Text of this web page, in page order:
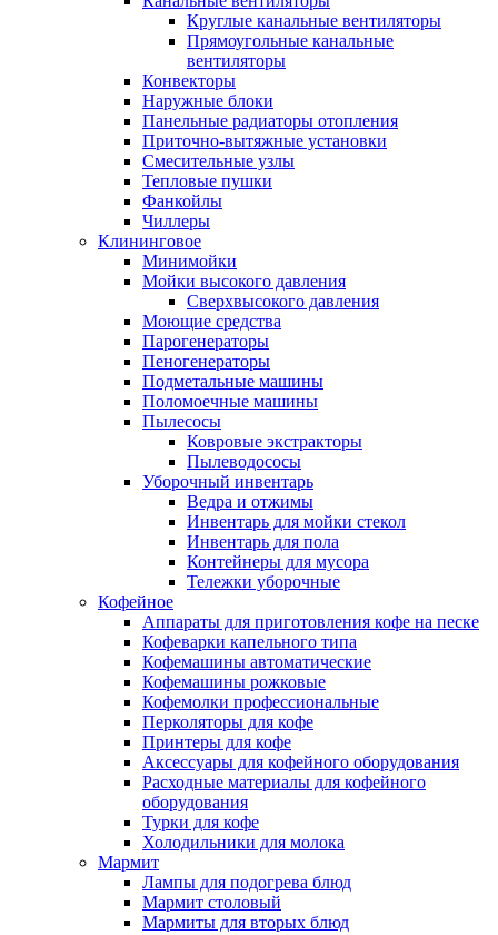
Круглые канальные вентиляторы
Прямоугольные канальные
вентиляторы
Конвекторы
Наружные блоки
Панельные радиаторы отопления
Приточно-вытяжные установки
Смесительные узлы
Тепловые пушки
Фанкойлы
Чиллеры
Клининговое
Минимойки
Мойки высокого давления
Сверхвысокого давления
Моющие средства
Парогенераторы
Пеногенераторы
Подметальные машины
Поломоечные машины
Пылесосы
Ковровые экстракторы
Пылеводососы
Уборочный инвентарь
Ведра и отжимы
Инвентарь для мойки стекол
Инвентарь для пола
Контейнеры для мусора
Тележки уборочные
Кофейное
Аппараты для приготовления кофе на песке
Кофеварки капельного типа
Кофемашины автоматические
Кофемашины рожковые
Кофемолки профессиональные
Перколяторы для кофе
Принтеры для кофе
Аксессуары для кофейного оборудования
Расходные материалы для кофейного
оборудования
Турки для кофе
Холодильники для молока
Мармит
Лампы для подогрева блюд
Мармит столовый
Мармиты для вторых блюд